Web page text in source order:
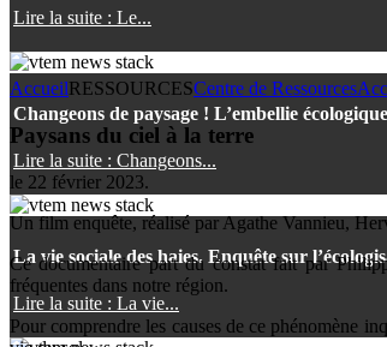
Lire la suite : Le...
Changeons de paysage ! L’embellie écologique
Lire la suite : Changeons...
La vie sociale des haies. Enquête sur
Lire la suite : La vie...
AccueilRESSOURCESCentre de Ressources
Paysans du ciel à la terre
le 22 février 2023.
Un film enquête, réalisé par Agathe Vannieu,
Ce documentaire part du constat fait par
fréquentes dans notre région.
Pour comprendre les causes de ce phénomène